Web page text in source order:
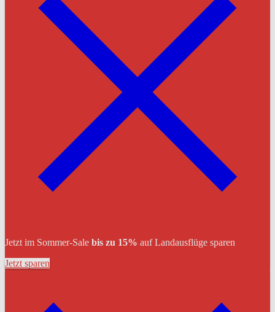
Jetzt im Sommer-Sale bis zu 15% auf Landausflüge sparen
Jetzt sparen